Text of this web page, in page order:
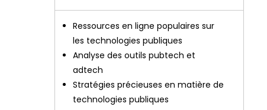
Ressources en ligne populaires sur
les technologies publiques
Analyse des outils pubtech et
adtech
Stratégies précieuses en matière de
technologies publiques